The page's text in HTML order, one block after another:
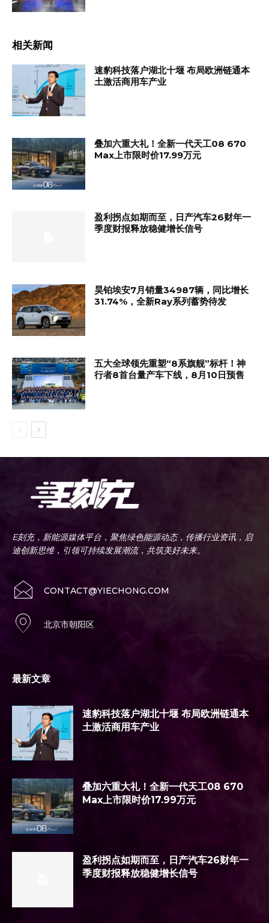
相关新闻
速豹科技落户湖北十堰 布局欧洲链通本
土激活商用车产业
叠加六重大礼！全新一代天工08 670
Max上市限时价17.99万元
盈利拐点如期而至，日产汽车26财年一
季度财报释放稳健增长信号
昊铂埃安7月销量34987辆，同比增长
31.74%，全新Ray系列蓄势待发
五大全球领先重塑“8系旗舰”标杆！神
行者8首台量产车下线，8月10日预售
E刻充，新能源媒体平台，聚焦绿色能源动态，传播行业资讯，启
迪创新思维，引领可持续发展潮流，共筑美好未来。
CONTACT@YIECHONG.COM
北京市朝阳区
最新文章
速豹科技落户湖北十堰 布局欧洲链通本
土激活商用车产业
叠加六重大礼！全新一代天工08 670
Max上市限时价17.99万元
盈利拐点如期而至，日产汽车26财年一
季度财报释放稳健增长信号